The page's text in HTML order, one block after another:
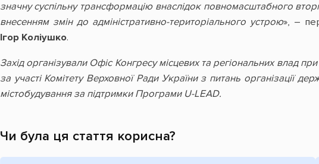
значну суспільну трансформацію внаслідок повномасштабного
внесенням змін до адміністративно-територіального устрою», –
Ігор Коліушко.
Захід організували Офіс Конгресу місцевих та регіональних влад
за участі Комітету Верховної Ради України з питань організації
містобудування за підтримки Програми U-LEAD.
Чи була ця стаття корисна?